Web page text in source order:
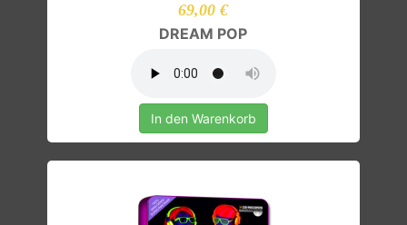
69,00 €
DREAM POP
In den Warenkorb